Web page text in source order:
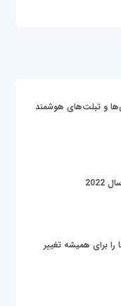
و تبلت‌های هوشمند
برای همیشه تغییر